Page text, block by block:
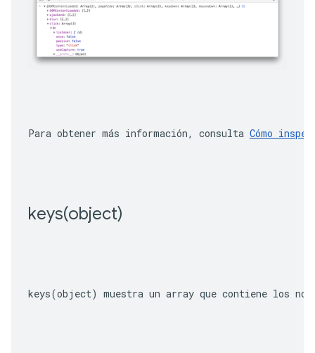
Para obtener más información, consulta Cómo
keys(object)
keys(object) muestra un array que contiene los